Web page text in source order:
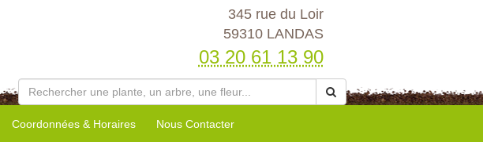
345 rue du Loir
59310 LANDAS
03 20 61 13 90
Coordonnées & Horaires Nous Contacter